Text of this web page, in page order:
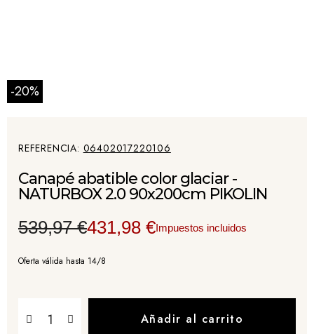
-20%
REFERENCIA 06402017220106
Canapé abatible color glaciar -
NATURBOX 2.0 90x200cm PIKOLIN
539,97 €431,98 €Impuestos incluidos
Oferta válida hasta 14/8
Añadir al carrito